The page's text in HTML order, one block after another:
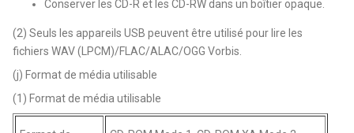
Conserver les CD-R et les CD-RW dans un boîtier opaque.
(2) Seuls les appareils USB peuvent être utilisé pour lire les
fichiers WAV (LPCM)/FLAC/ALAC/OGG Vorbis.
(j) Format de média utilisable
(1) Format de média utilisable